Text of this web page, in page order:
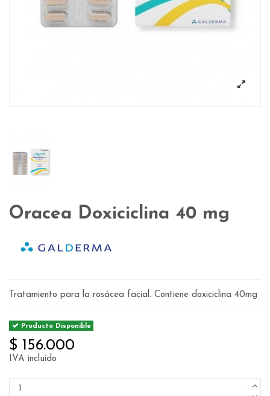
Oracea Doxiciclina 40 mg
Tratamiento para la rosácea facial. Contiene doxiciclina 40mg
Producto Disponible
$ 156.000
IVA incluído